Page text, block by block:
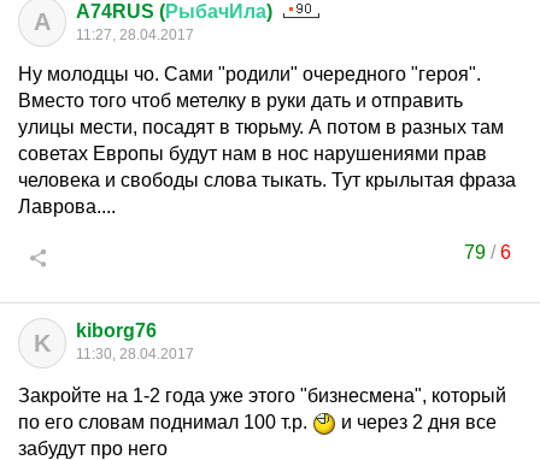
A A74RUS (РыбачИла)
11:27, 28.04.2017
Ну молодцы чо. Сами "родили" очередного "героя".
Вместо того чтоб метелку в руки дать и отправить
улицы мести, посадят в тюрьму. А потом в разных там
советах Европы будут нам в нос нарушениями прав
человека и свободы слова тыкать. Тут крылытая фраза
Лаврова....
79 /6
K kiborg76
11:30, 28.04.2017
Закройте на 1-2 года уже этого "бизнесмена", который
по его словам поднимал 100 т.р.
и через 2 дня все
забудут про него